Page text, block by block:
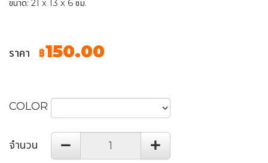
ขนาด: 21 x 13 x 6 ซม.
ราคา ฿150.00
COLOR
จำนวน